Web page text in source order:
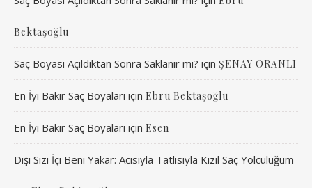
Bektaşoğlu
Saç Boyası Açıldıktan Sonra Saklanır mı? için ŞENAY ORANLI
En İyi Bakır Saç Boyaları için Ebru Bektaşoğlu
En İyi Bakır Saç Boyaları için Esen
Dışı Sizi İçi Beni Yakar: Acısıyla Tatlısıyla Kızıl Saç Yolculuğum